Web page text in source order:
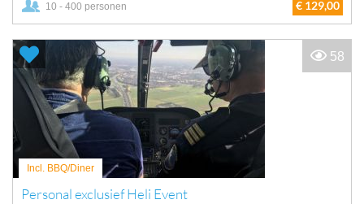
10 - 400 personen € 129,00
Incl. BBQ/Diner
Personal exclusief Heli Event
58